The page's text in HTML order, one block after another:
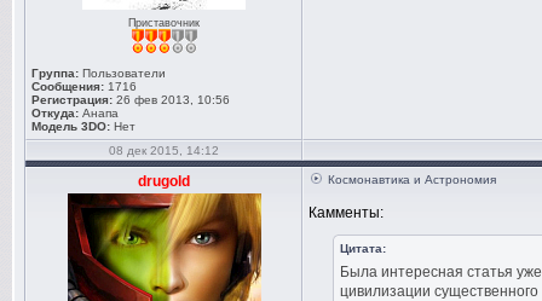
Приставочник
Группа: Пользователи
Сообщения: 1716
Регистрация: 26 фев 2013, 10:56
Откуда: Анапа
Модель 3DO: Нет
08 дек 2015, 14:12
drugold Космонавтика и Астрономия
Камменты:
Цитата:
Была интересная статья
цивилизации